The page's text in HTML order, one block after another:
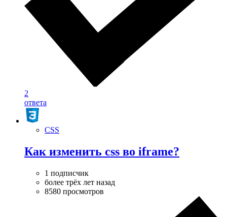
2
ответа
CSS
Как изменить css во iframe?
1 подписчик
более трёх лет назад
8580 просмотров